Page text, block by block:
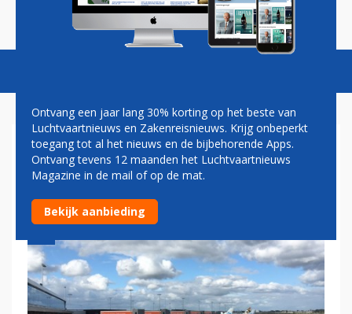
Magazine Podcasts Vacatures
ANALYSE VONNIS: SCHIPHOL-
KRIMP KAN BEGINNEN
Ontvang een jaar lang 30% korting op het beste van
Luchtvaartnieuws en Zakenreisnieuws. Krijg onbeperkt
toegang tot al het nieuws en de bijbehorende Apps.
Ontvang tevens 12 maanden het Luchtvaartnieuws
Magazine in de mail of op de mat.
Bekijk aanbieding